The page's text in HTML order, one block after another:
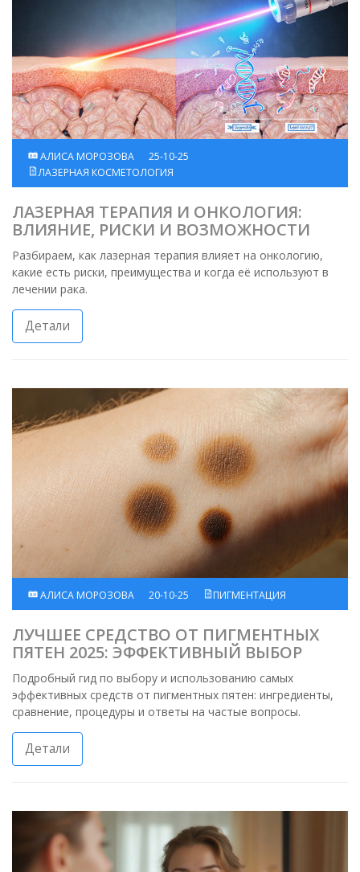
АЛИСА МОРОЗОВА
25-10-25
ЛАЗЕРНАЯ КОСМЕТОЛОГИЯ
ЛАЗЕРНАЯ ТЕРАПИЯ И ОНКОЛОГИЯ:
ВЛИЯНИЕ, РИСКИ И ВОЗМОЖНОСТИ
Разбираем, как лазерная терапия влияет на онкологию,
какие есть риски, преимущества и когда её используют в
лечении рака.
Детали
АЛИСА МОРОЗОВА 20-10-25 ПИГМЕНТАЦИЯ
ЛУЧШЕЕ СРЕДСТВО ОТ ПИГМЕНТНЫХ
ПЯТЕН 2025: ЭФФЕКТИВНЫЙ ВЫБОР
Подробный гид по выбору и использованию самых
эффективных средств от пигментных пятен: ингредиенты,
сравнение, процедуры и ответы на частые вопросы.
Детали